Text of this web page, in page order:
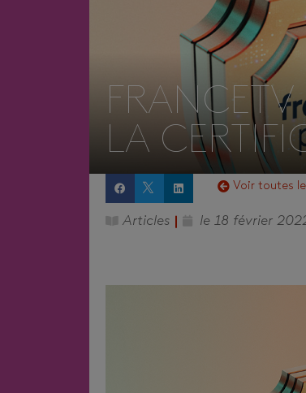
LA
Voir toutes
Articles le 18 février